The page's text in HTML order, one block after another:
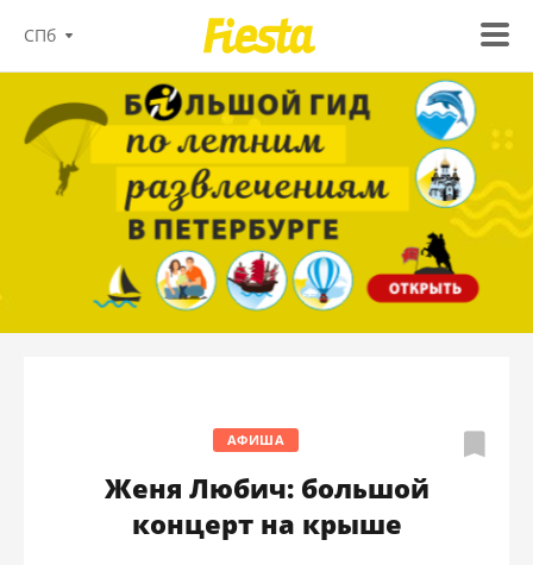
СПб
АФИША
Женя Любич: большой
концерт на крыше